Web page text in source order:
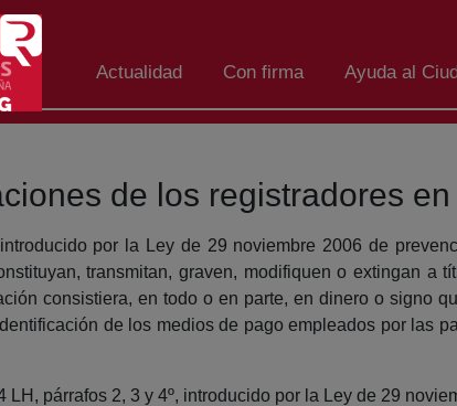
Actualidad Con firma Ayuda al
de los registradores
introducido por la Ley de 29 noviembre 2006 de
transmitan, graven, modifiquen o extingan
consistiera, en todo o en parte, en dinero o signo
de los medios de pago empleados por las
LH, párrafos 2, 3 y 4º, introducido por la Ley de 29